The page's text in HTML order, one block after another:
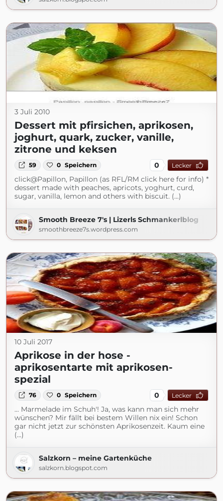
3 Juli 2010
Dessert mit pfirsichen, aprikosen,
joghurt, quark, zucker, vanille,
zitrone und keksen
59 0 Speichern 0 Lecker
click@Papillon, Papillon (as RFL/RM click here for info) *
dessert made with peaches, apricots, yoghurt, curd,
sugar, vanilla, lemon and others with biscuit. (...)
Smooth Breeze 7's | Lizerls Schmankerlblog
smoothbreeze7s.wordpress.com
10 Juli 2017
Aprikose in der hose -
aprikosentarte mit aprikosen-
spezial
76 0 Speichern 0 Lecker
... Marmelade im Schuh'! Ja, was kann man sich mehr
wünschen? Mir fällt bei bestem Willen nix ein! Schon
gar nicht jetzt zur schönsten Aprikosenzeit. Kaum eine
(...)
Salzkorn – meine Gartenküche
salzkorn.blogspot.com